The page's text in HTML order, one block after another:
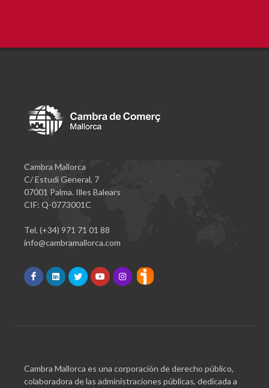
Cambra Mallorca
C/ Estudi General, 7
07001 Palma. Illes Balears
CIF: Q-0773001C
Tel. (+34) 971 71 01 88
info@cambramallorca.com
Cambra Mallorca es una corporación de derecho público,
colaboradora de las administraciones públicas, dedicada a